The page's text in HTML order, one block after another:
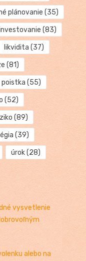
plánovanie (35)
(83)
likvidita (37)
(81)
poistka (55)
(52)
(89)
(39)
úrok(28)
vysvetlenie
alebo na